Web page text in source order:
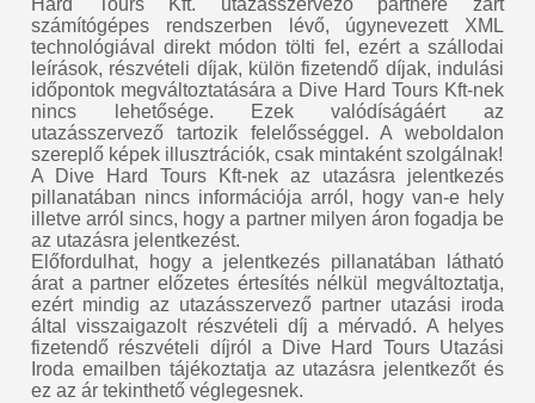
Hard Tours Kft. utazásszervező partnere zárt
számítógépes rendszerben lévő, úgynevezett XML
technológiával direkt módon tölti fel, ezért a szállodai
leírások, részvételi díjak, külön fizetendő díjak, indulási
időpontok megváltoztatására a Dive Hard Tours Kft-nek
nincs lehetősége. Ezek valódíságáért az
utazásszervező tartozik felelősséggel. A weboldalon
szereplő képek illusztrációk, csak mintaként szolgálnak!
A Dive Hard Tours Kft-nek az utazásra jelentkezés
pillanatában nincs információja arról, hogy van-e hely
illetve arról sincs, hogy a partner milyen áron fogadja be
az utazásra jelentkezést.
Előfordulhat, hogy a jelentkezés pillanatában látható
árat a partner előzetes értesítés nélkül megváltoztatja,
ezért mindig az utazásszervező partner utazási iroda
által visszaigazolt részvételi díj a mérvadó. A helyes
fizetendő részvételi díjról a Dive Hard Tours Utazási
Iroda emailben tájékoztatja az utazásra jelentkezőt és
ez az ár tekinthető véglegesnek.